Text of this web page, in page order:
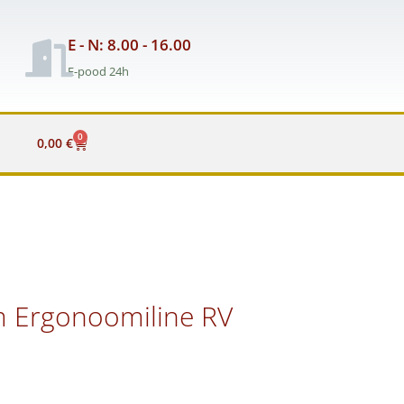
E - N: 8.00 - 16.00
E-pood 24h
0,00 € 0
Cart
Ergonoomiline RV